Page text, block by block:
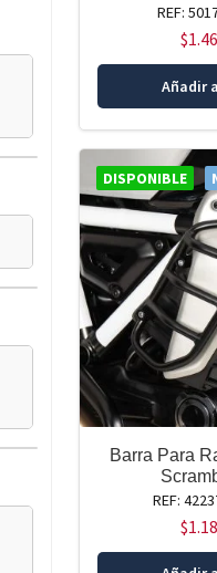
REF:
$
Añadir
DISPONIBLE
Barra Para
REF:
$